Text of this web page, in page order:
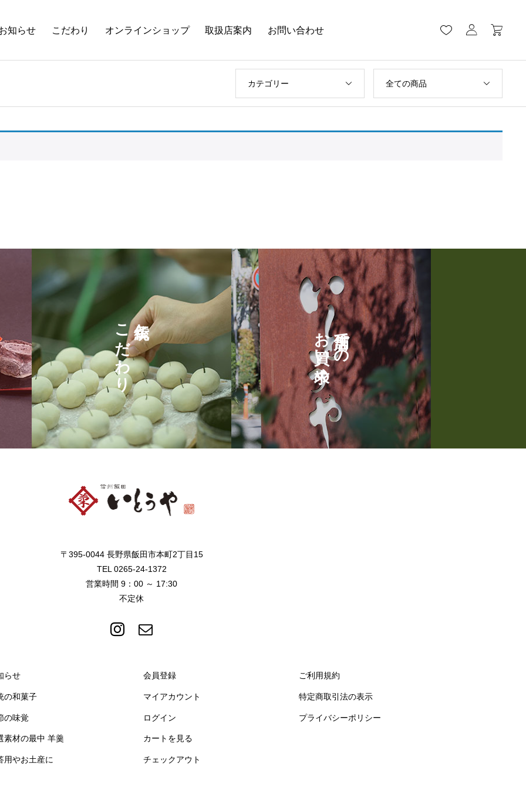
知らせ こだわり オンラインショップ 取扱店案内 お問い合わせ
カテゴリー 全ての商品
伝統と
こだわり 店舗での
お買い求め
〒395-0044 長野県飯田市本町2丁目15
TEL 0265-24-1372
営業時間 9：00 ～ 17:30
不定休
らせ
の和菓子
の味覚
素材の最中 羊羹
用やお土産に
会員登録
マイアカウント
ログイン
カートを見る
チェックアウト
ご利用規約
特定商取引法の表示
プライバシーポリシー